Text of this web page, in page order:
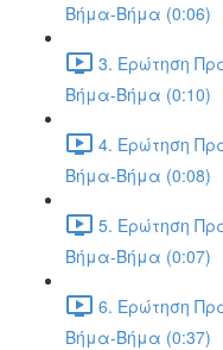
Βήμα-Βήμα (0:06)
3. Ερώτηση
Βήμα-Βήμα (0:10)
4. Ερώτηση
Βήμα-Βήμα (0:08)
5. Ερώτηση
Βήμα-Βήμα (0:07)
6. Ερώτηση
Βήμα-Βήμα (0:37)